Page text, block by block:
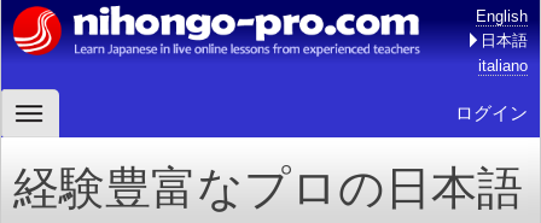
English
日本語
italiano
ログイン
経験豊富なプロの日本語